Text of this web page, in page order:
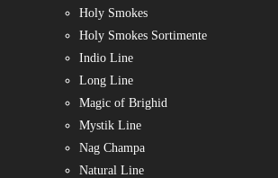
Holy Smokes
Holy Smokes Sortimente
Indio Line
Long Line
Magic of Brighid
Mystik Line
Nag Champa
Natural Line